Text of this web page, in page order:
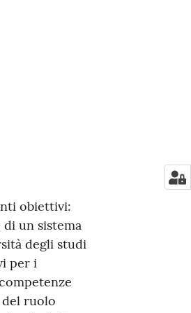
obiettivi:
un sistema
degli studi
per i
ruolo